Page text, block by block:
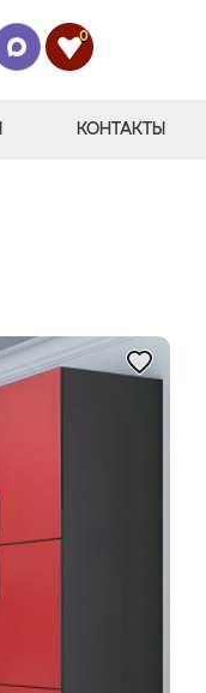
0
КОНТАКТЫ